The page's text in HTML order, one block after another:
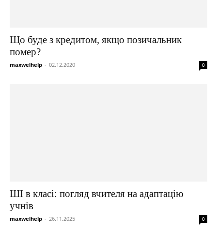
Що буде з кредитом, якщо позичальник
помер?
maxwelhelp - 02.12.2020 0
ШІ в класі: погляд вчителя на адаптацію
учнів
maxwelhelp - 26.11.2025 0